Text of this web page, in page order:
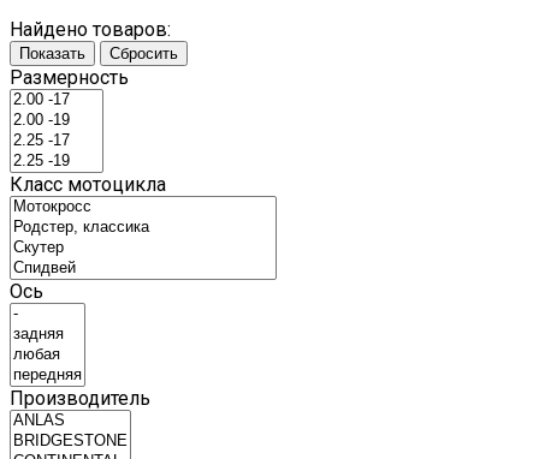
Найдено товаров:
Показать Сбросить
Размерность
Класс мотоцикла
Ось
Производитель